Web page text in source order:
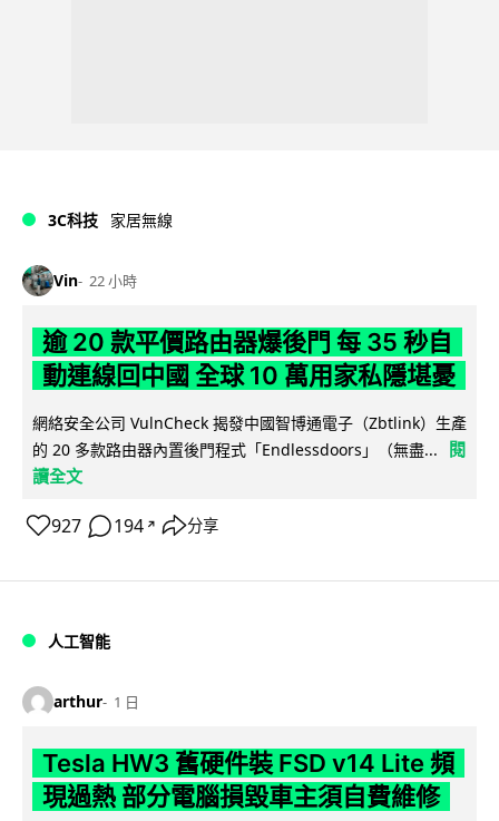
3C科技 家居無線
Vin 22 小時
逾 20 款平價路由器爆後門 每 35 秒自
動連線回中國 全球 10 萬用家私隱堪憂
網絡安全公司 VulnCheck 揭發中國智博通電子（Zbtlink）生產
的 20 多款路由器內置後門程式「Endlessdoors」（無盡...
閱
讀全文
927 194 ↗ 分享
人工智能
arthur 1 日
Tesla HW3 舊硬件裝 FSD v14 Lite 頻
現過熱 部分電腦損毀車主須自費維修